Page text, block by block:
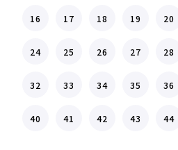
16 17 18 19 20
24 25 26 27 28
32 33 34 35 36
40 41 42 43 44